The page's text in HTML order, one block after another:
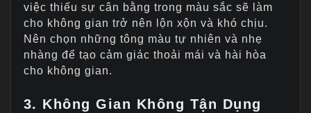
việc thiếu sự cân bằng trong màu sắc sẽ làm
cho không gian trở nên lộn xộn và khó chịu.
Nên chọn những tông màu tự nhiên và nhẹ
nhàng để tạo cảm giác thoải mái và hài hòa
cho không gian.
3. Không Gian Không Tận Dụng